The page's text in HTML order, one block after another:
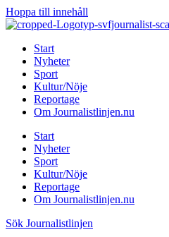
Hoppa till innehåll
Start
Nyheter
Sport
Kultur/Nöje
Reportage
Om Journalistlinjen.nu
Start
Nyheter
Sport
Kultur/Nöje
Reportage
Om Journalistlinjen.nu
Sök Journalistlinjen